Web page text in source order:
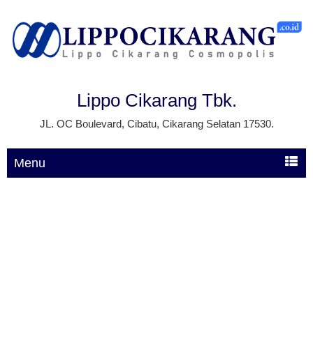
Lippo Cikarang Tbk.
JL. OC Boulevard, Cibatu, Cikarang Selatan 17530.
Menu